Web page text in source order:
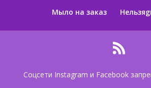
Мыло на заказ
Соцсети Instagram и Facebook